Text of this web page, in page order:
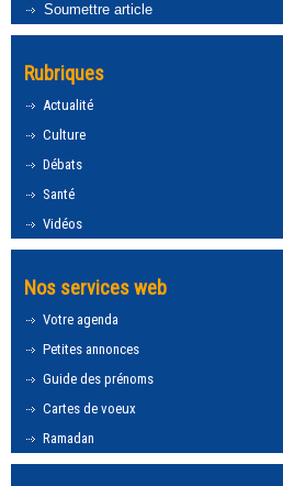
Soumettre article
Rubriques
Actualité
Culture
Débats
Santé
Vidéos
Nos services web
Votre agenda
Petites annonces
Guide des prénoms
Cartes de voeux
Ramadan